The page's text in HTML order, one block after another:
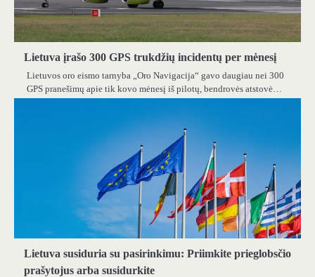
Lietuva įrašo 300 GPS trukdžių incidentų per mėnesį
Lietuvos oro eismo tarnyba „Oro Navigacija“ gavo daugiau nei 300
GPS pranešimų apie tik kovo mėnesį iš pilotų, bendrovės atstovė…
Lietuva susiduria su pasirinkimu: Priimkite prieglobsčio
prašytojus arba susidurkite